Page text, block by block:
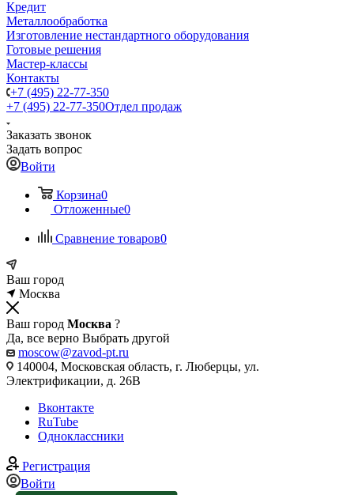
Кредит
Металлообработка
Изготовление нестандартного оборудования
Готовые решения
Мастер-классы
Контакты
+7 (495) 22-77-350
+7 (495) 22-77-350Отдел продаж
Заказать звонок
Задать вопрос
Войти
Корзина0
Отложенные0
Сравнение товаров0
Ваш город
Москва
Ваш город Москва ?
Да, все верно Выбрать другой
moscow@zavod-pt.ru
140004, Московская область, г. Люберцы, ул.
Электрификации, д. 26В
Вконтакте
RuTube
Одноклассники
Регистрация
Войти